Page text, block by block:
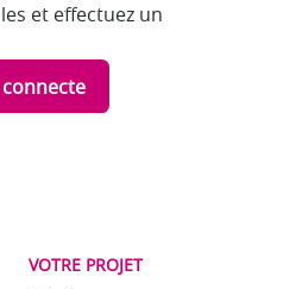
et effectuez un
connecte
VOTRE PROJET